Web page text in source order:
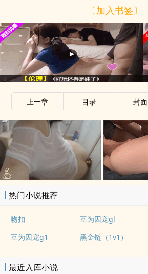
〔加入书签〕
上一章 目录 封面
热门小说推荐
吻扣 互为囚宠gl
互为囚宠g1
黑金链（1v1）
最近入库小说